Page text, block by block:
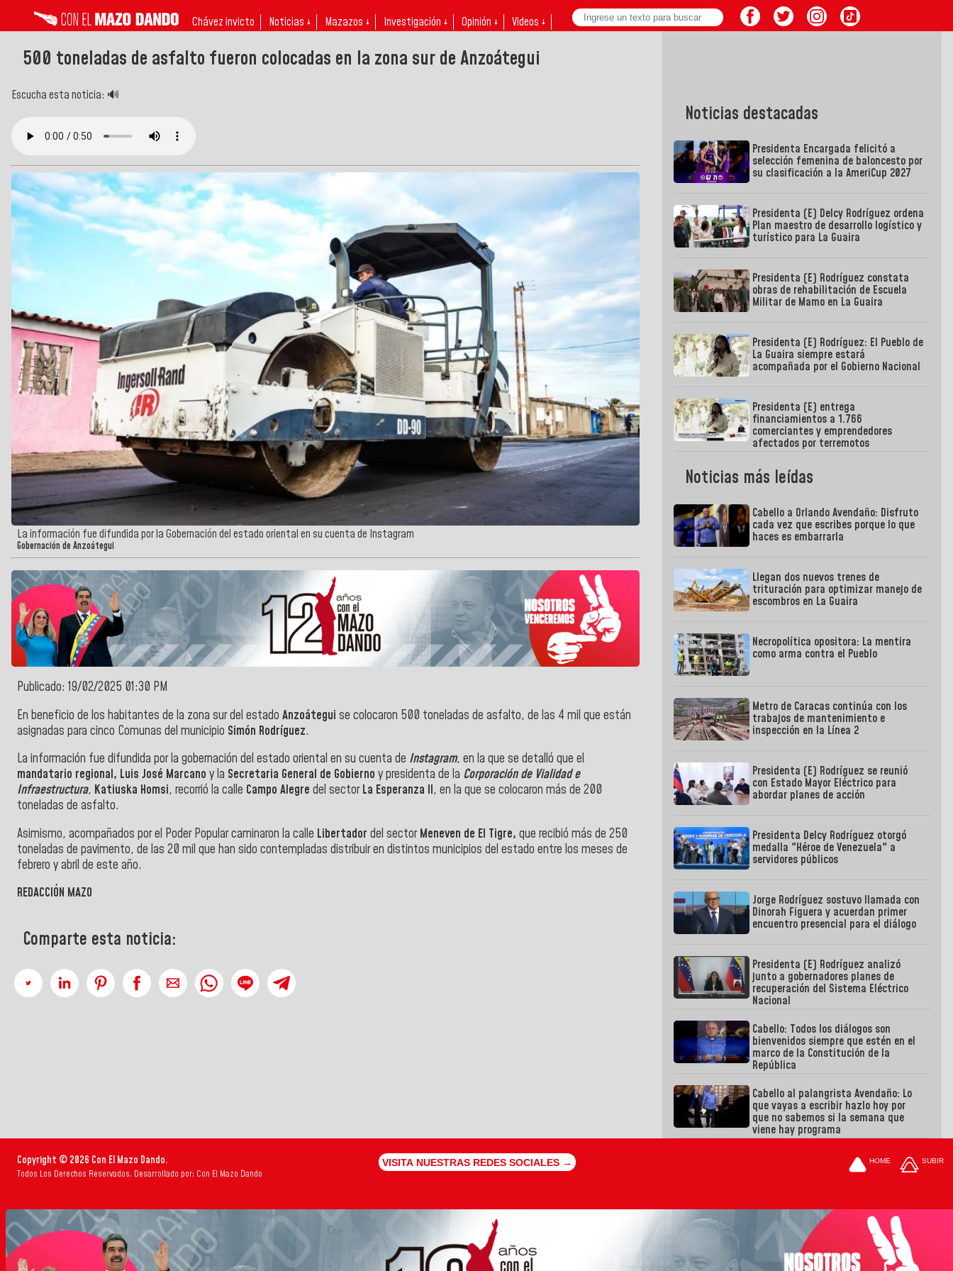
Chávez invicto Noticias ↓ Mazazos ↓ Investigación ↓ Opinión ↓ Videos ↓
500 toneladas de asfalto fueron colocadas en la zona sur de Anzoátegui
Escucha esta noticia: 🔊
La información fue difundida por la Gobernación del estado oriental en su cuenta de Instagram
Gobernación de Anzoátegui
Publicado: 19/02/2025 01:30 PM
En beneficio de los habitantes de la zona sur del estado Anzoátegui se colocaron 500 toneladas de asfalto, de las 4 mil que están
asignadas para cinco Comunas del municipio Simón Rodríguez.
La información fue difundida por la gobernación del estado oriental en su cuenta de Instagram, en la que se detalló que el
mandatario regional, Luis José Marcano y la Secretaria General de Gobierno y presidenta de la Corporación de Vialidad e
Infraestructura, Katiuska Homsi, recorrió la calle Campo Alegre del sectorLa Esperanza II, en la que se colocaron más de 200
toneladas de asfalto.
Asimismo, acompañados por el Poder Popular caminaron la calle Libertador del sectorMeneven de El Tigre, que recibió más de 250
toneladas de pavimento, de las 20 mil que han sido contempladas distribuir en distintos municipios del estado entre los meses de
febrero y abril de este año.
REDACCIÓN MAZO
Comparte esta noticia:
Noticias destacadas
Presidenta Encargada felicitó a
selección femenina de baloncesto por
su clasificación a la AmeriCup 2027
Presidenta (E) Delcy Rodríguez ordena
Plan maestro de desarrollo logístico y
turístico para La Guaira
Presidenta (E) Rodríguez constata
obras de rehabilitación de Escuela
Militar de Mamo en La Guaira
Presidenta (E) Rodríguez: El Pueblo de
La Guaira siempre estará
acompañada por el Gobierno Nacional
Presidenta (E) entrega
financiamientos a 1.766
comerciantes y emprendedores
afectados por terremotos
Noticias más leídas
Cabello a Orlando Avendaño: Disfruto
cada vez que escribes porque lo que
haces es embarrarla
Llegan dos nuevos trenes de
trituración para optimizar manejo de
escombros en La Guaira
Necropolítica opositora: La mentira
como arma contra el Pueblo
Metro de Caracas continúa con los
trabajos de mantenimiento e
inspección en la Línea 2
Presidenta (E) Rodríguez se reunió
con Estado Mayor Eléctrico para
abordar planes de acción
Presidenta Delcy Rodríguez otorgó
medalla "Héroe de Venezuela" a
servidores públicos
Jorge Rodríguez sostuvo llamada con
Dinorah Figuera y acuerdan primer
encuentro presencial para el diálogo
Presidenta (E) Rodríguez analizó
junto a gobernadores planes de
recuperación del Sistema Eléctrico
Nacional
Cabello: Todos los diálogos son
bienvenidos siempre que estén en el
marco de la Constitución de la
República
Cabello al palangrista Avendaño: Lo
que vayas a escribir hazlo hoy por
que no sabemos si la semana que
viene hay programa
Copyright © 2026 Con El Mazo Dando.
Todos Los Derechos Reservados. Desarrollado por: Con El Mazo Dando
VISITA NUESTRAS REDES SOCIALES → HOME SUBIR